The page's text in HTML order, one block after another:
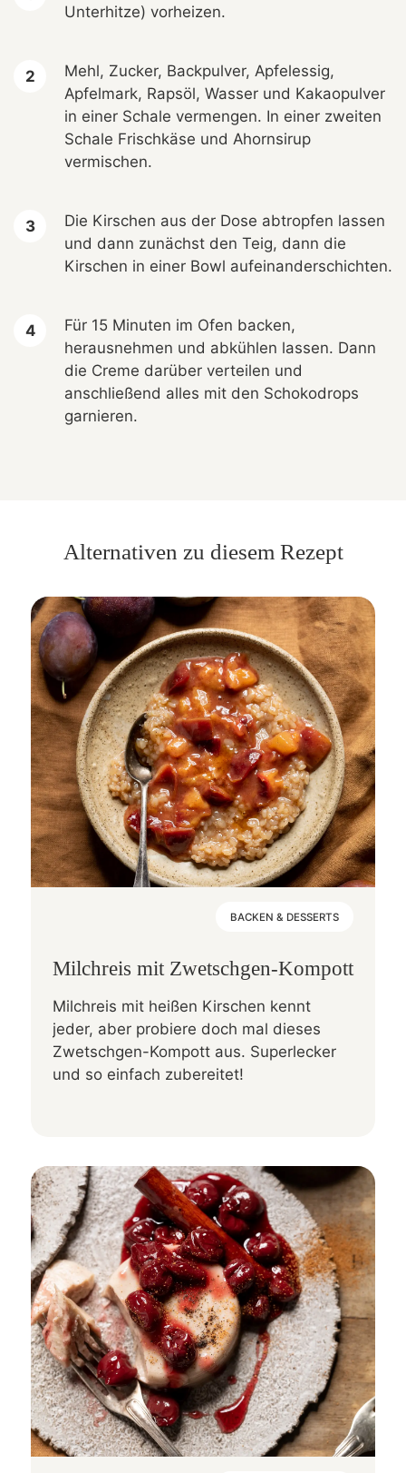
Unterhitze) vorheizen.
Mehl, Zucker, Backpulver, Apfelessig,
Apfelmark, Rapsöl, Wasser und Kakaopulver
in einer Schale vermengen. In einer zweiten
Schale Frischkäse und Ahornsirup
vermischen.
Die Kirschen aus der Dose abtropfen lassen
und dann zunächst den Teig, dann die
Kirschen in einer Bowl aufeinanderschichten.
Für 15 Minuten im Ofen backen,
herausnehmen und abkühlen lassen. Dann
die Creme darüber verteilen und
anschließend alles mit den Schokodrops
garnieren.
Alternativen zu diesem Rezept
BACKEN & DESSERTS
Milchreis mit Zwetschgen-Kompott
Milchreis mit heißen Kirschen kennt
jeder, aber probiere doch mal dieses
Zwetschgen-Kompott aus. Superlecker
und so einfach zubereitet!